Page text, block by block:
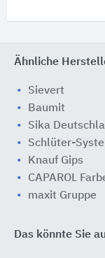
Ähnliche
Sievert
Baumit
Sika
Schlüter-
Knauf Gips
CAPAROL
maxit Gruppe
Das könnte Sie